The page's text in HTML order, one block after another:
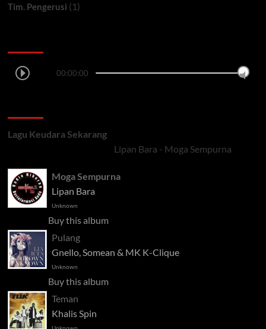
Tim. Pengerusi (1)
00:00:00
Lagu Keudara Sekarang
Lipan Bara - Moga Sempurna
Moga Sempurna
Lipan Bara
Unknown
Buy this album
Pulang
Gnello, Somean & MK K-Clique
Unknown
Buy this album
Teman
Khalis Spin